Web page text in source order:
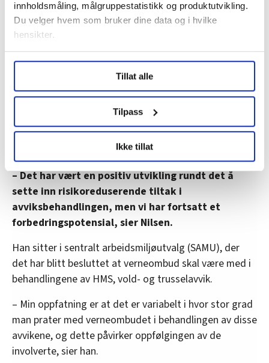
innholdsmåling, målgruppestatistikk og produktutvikling.
Du velger hvem som bruker dine data og i hvilke
hensikter.
Undermer infokan du lese om hvordan dine personlige
data behandles og hvordan du kan velge hvordan de skal
brukes. Du kan hele tiden endre eller trekke tilbake ditt
samtykke fra erklæringen om informasjonskapsler.
LO Medias publikasjoner frifagbevegelse.no, hk-nytt.no
og fontene.no bruker informasjonskapsler (cookies) for å
lære hvordan våre nettsider blir brukt slik at vi tilby
relevant innhold, tilpassede annonser og utarbeide
statistikk.
Vi deler bare informasjon om hvordan du bruker
nettstedet med LO Medias egne samarbeidspartnere
oversikten lengre ned på denne siden.
Tillat alle
Tilpass
Ikke tillat
Bedre oppfølging
Som følge av Rambøll-rapporten i 2021 og innsatte
preget av mer psykisk sykdom, i tillegg til mer vold
rettet mot ansatte, har Kriminalomsorgsdirektoratet
(KDI) gjort flere tiltak. Som bedre oppfølging av
innsatte og forbedrede rutiner lokalt i fengslene.
I 2025 ansatte KDI blant annet flere psykologer i
fengsler rundt om i landet.
– Det har vært en positiv utvikling rundt det å
sette inn risikoreduserende tiltak i
avviksbehandlingen, men vi har fortsatt et
forbedringspotensial, sier Nilsen.
Han sitter i sentralt arbeidsmiljøutvalg (SAMU), der
det har blitt besluttet at verneombud skal være med i
behandlingene av HMS, vold- og trusselavvik.
– Min oppfatning er at det er variabelt i hvor stor grad
man prater med verneombudet i behandlingen av disse
avvikene, og dette påvirker oppfølgingen av de
involverte, sier han.